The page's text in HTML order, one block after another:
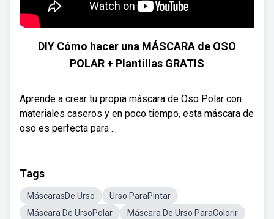
DIY Cómo hacer una MÁSCARA de OSO
POLAR + Plantillas GRATIS
Aprende a crear tu propia máscara de Oso Polar con
materiales caseros y en poco tiempo, esta máscara de
oso es perfecta para ...
Tags
MáscarasDe Urso
Urso ParaPintar
Máscara De UrsoPolar
Máscara De Urso ParaColorir